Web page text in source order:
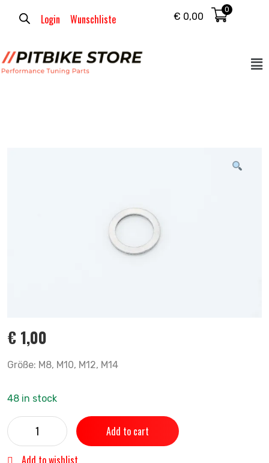
Login Wunschliste € 0,00
0
€ 1,00
Größe: M8, M10, M12, M14
48 in stock
Add to cart
Add to wishlist